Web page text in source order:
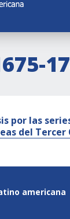
por las
del
americana